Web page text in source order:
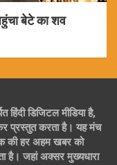
बेटे का शव
डिजिटल मीडिया है,
प्रस्तुत करता है। यह मंच
की हर अहम खबर को
है। जहां अक्सर मुख्यधारा